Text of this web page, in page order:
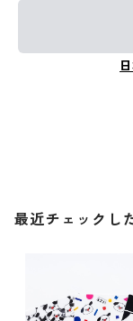
最近チェックし